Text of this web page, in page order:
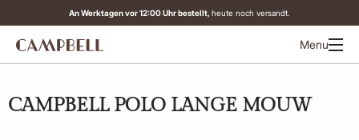
An Werktagen vor 12:00 Uhr bestellt, heute noch versandt.
Menu
CAMPBELL POLO LANGE MOUW